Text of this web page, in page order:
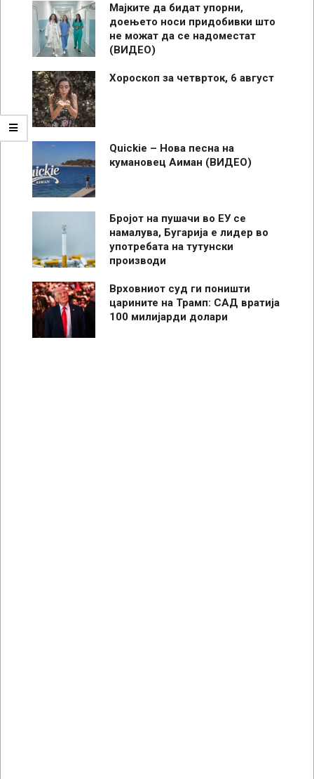
Мајките да бидат упорни,
доењето носи придобивки што
не можат да се надоместат
(ВИДЕО)
Хороскоп за четврток, 6 август
Quickie – Нова песна на
кумановец Аиман (ВИДЕО)
Бројот на пушачи во ЕУ се
намалува, Бугарија е лидер во
употребата на тутунски
производи
Врховниот суд ги поништи
царините на Трамп: САД вратија
100 милијарди долари